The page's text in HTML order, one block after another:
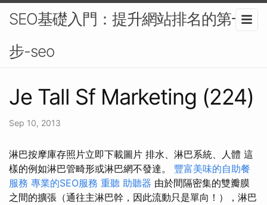
SEO基礎入門：提升網站排名的第一
步-seo
Je Tall Sf Marketing (224)
Sep 10, 2013
淋巴按摩庫存照片立即下載圖片 排水、淋巴系統、人體 這
樣的例如淋巴管畸形或淋巴網不發達。 豐富美味的自助餐
服務 專業的SEO服務 重聽 助聽器 由於間隔密集的雙瓣膜
之間的擴張（通往主淋巴幹，因此流動只是單向！），淋巴